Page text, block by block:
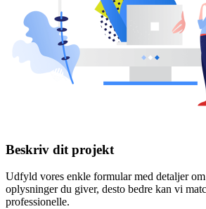
Beskriv dit projekt
Udfyld vores enkle formular med detaljer
oplysninger du giver, desto bedre kan vi
professionelle.